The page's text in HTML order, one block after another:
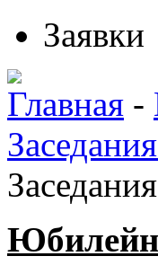
Заявки
Главная -